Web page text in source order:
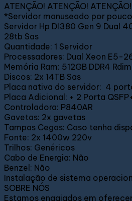
ATENÇÃO! ATENÇÃO!
*Servidor manuseado por
Servidor Hp Dl380 Gen 9 Dual
28tb Sas
Quantidade: 1 Servidor
Processadores: Dual Xeon E5-
Memória Ram: 512GB DDR4
Discos: 2x 14TB Sas
Placa nativa do servidor: 4
Placa Adicional: + 2 Porta
Controladora: P840AR
Gavetas: 2x gavetas
Tampas Cegas: Caso tenha
Fonte: 2x 1400w 220v
Trilhos: Genéricos
Cabo de Energia: Não
Benzel: Não
Instalação de sistema
SOBRE NÓS
Estamos engajados em